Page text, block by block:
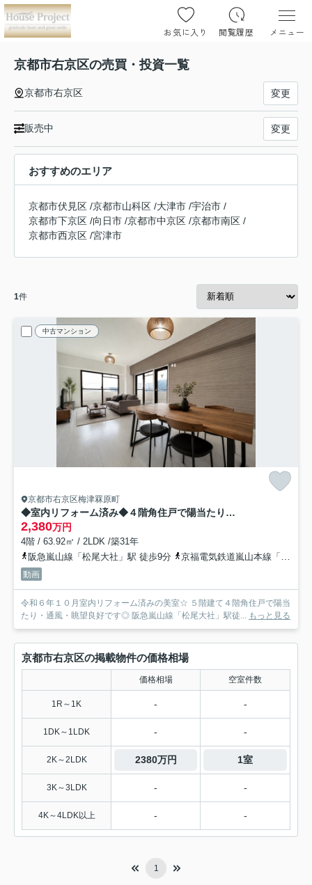
お気に入り 閲覧履歴 メニュー
京都市右京区の売買・投資一覧
京都市右京区 変更
販売中 変更
おすすめのエリア
京都市伏見区 /京都市山科区 /大津市 /宇治市 /
京都市下京区 /向日市 /京都市中京区 /京都市南区 /
京都市西京区 /宮津市
1件
中古マンション
京都市右京区梅津罧原町
◆室内リフォーム済み◆４階角住戸で陽当たり・通風・眺望良好◆阪急「松尾大社」駅徒歩９分◆グレース嵐山
2,380万円
4階 / 63.92㎡ / 2LDK /築31年
阪急嵐山線「松尾大社」駅 徒歩9分
京福電気鉄道嵐山本線「有栖川」駅 徒歩18分
動画
令和６年１０月室内リフォーム済みの美室☆ ５階建て４階角住戸で陽当
たり・通風・眺望良好です◎ 阪急嵐山線「松尾大社」駅徒...
もっと見る
京都市右京区の掲載物件の価格相場
価格相場 空室件数
1R～1K - -
1DK～1LDK - -
2K～2LDK 2380万円 1室
3K～3LDK - -
4K～4LDK以上 - -
1